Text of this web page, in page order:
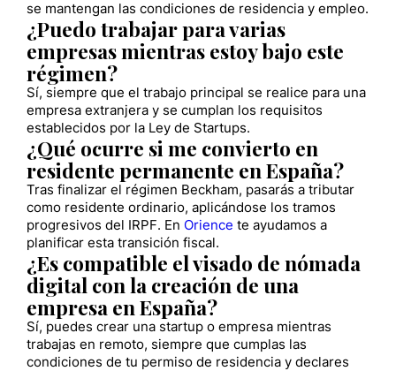
se mantengan las condiciones de residencia y empleo.
¿Puedo trabajar para varias
empresas mientras estoy bajo este
régimen?
Sí, siempre que el trabajo principal se realice para una
empresa extranjera y se cumplan los requisitos
establecidos por la Ley de Startups.
¿Qué ocurre si me convierto en
residente permanente en España?
Tras finalizar el régimen Beckham, pasarás a tributar
como residente ordinario, aplicándose los tramos
progresivos del IRPF. En Orience te ayudamos a
planificar esta transición fiscal.
¿Es compatible el visado de nómada
digital con la creación de una
empresa en España?
Sí, puedes crear una startup o empresa mientras
trabajas en remoto, siempre que cumplas las
condiciones de tu permiso de residencia y declares